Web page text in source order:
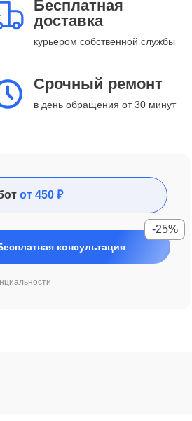
Бесплатная
доставка
курьером собственной службы
Срочный ремонт
в день обращения от 30 минут
от 450 ₽
консультация
-25%